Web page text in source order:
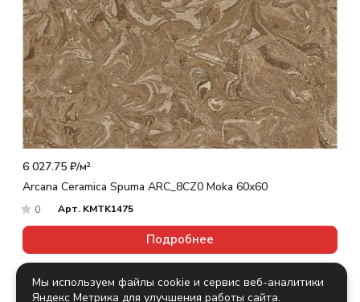
6 027.75 ₽/м²
Arcana Ceramica Spuma ARC_8CZ0 Moka 60x60
0 Арт. KMTK1475
Подробнее
Мы используем файлы cookie и сервис веб-аналитики
Яндекс Метрика для улучшения работы сайта.